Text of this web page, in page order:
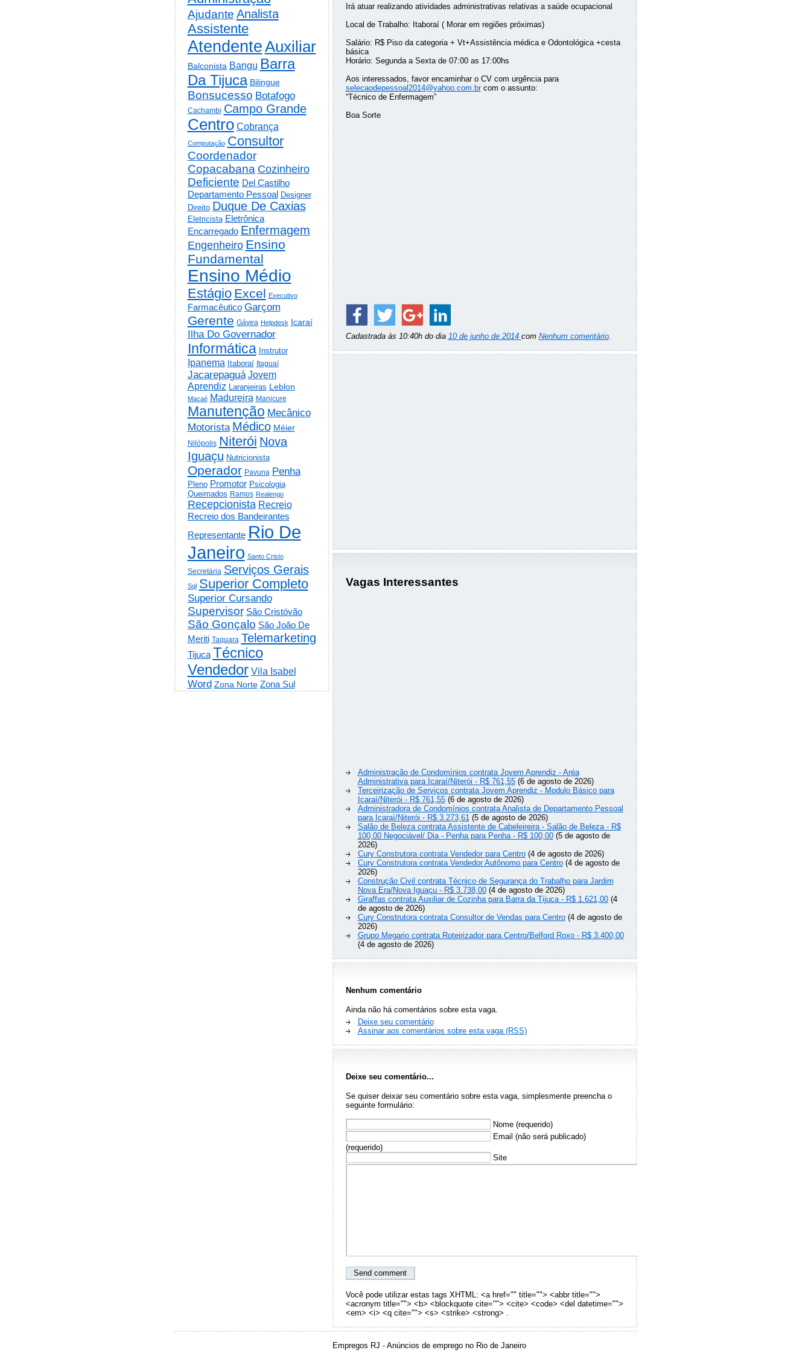
Irá atuar realizando atividades administrativas relativas a saúde ocupacional
Local de Trabalho: Itaboraí ( Morar em regiões próximas)
Salário: R$ Piso da categoria + Vt+Assistência médica e Odontológica +cesta
básica
Horário: Segunda a Sexta de 07:00 as 17:00hs
Aos interessados, favor encaminhar o CV com urgência para
selecaodepessoal2014@yahoo.com.brcom o assunto:
“Técnico de Enfermagem”
Boa Sorte
Cadastrada às 10:40h do dia 10 de junho de 2014 com Nenhum comentário.
Vagas Interessantes
Administração de Condomínios contrata Jovem Aprendiz - Aréa
Administrativa para Icaraí/Niterói - R$ 761,55(6 de agosto de 2026)
Terceirização de Serviços contrata Jovem Aprendiz - Modulo Básico para
Icaraí/Niterói - R$ 761,55(6 de agosto de 2026)
Administradora de Condomínios contrata Analista de Departamento Pessoal
para Icaraí/Niterói - R$ 3.273,61(5 de agosto de 2026)
Salão de Beleza contrata Assistente de Cabeleireira - Salão de Beleza - R$
100,00 Negociável/ Dia - Penha para Penha - R$ 100,00(5 de agosto de
2026)
Cury Construtora contrata Vendedor para Centro(4 de agosto de 2026)
Cury Construtora contrata Vendedor Autônomo para Centro(4 de agosto de
2026)
Construção Civil contrata Técnico de Segurança do Trabalho para Jardim
Nova Era/Nova Iguaçu - R$ 3.738,00(4 de agosto de 2026)
Giraffas contrata Auxiliar de Cozinha para Barra da Tijuca - R$ 1.621,00(4
de agosto de 2026)
Cury Construtora contrata Consultor de Vendas para Centro(4 de agosto de
2026)
Grupo Megario contrata Roteirizador para Centro/Belford Roxo - R$ 3.400,00
(4 de agosto de 2026)
Nenhum comentário
Ainda não há comentários sobre esta vaga.
Deixe seu comentário
Assinar aos comentários sobre esta vaga (RSS)
Deixe seu comentário...
Se quiser deixar seu comentário sobre esta vaga, simplesmente preencha o
seguinte formulário:
Nome (requerido)
Email (não será publicado)
(requerido)
Site
Você pode utilizar estas tags XHTML: <a href="" title=""> <abbr title="">
<acronym title=""> <b> <blockquote cite=""> <cite> <code> <del datetime="">
<em> <i> <q cite=""> <s> <strike> <strong> .
Ajudante Analista
Assistente
AtendenteAuxiliar
Balconista Bangu Barra
Da Tijuca Bilingue
Bonsucesso Botafogo
Cachambi Campo Grande
Centro Cobrança
Computação Consultor
Coordenador
Copacabana Cozinheiro
Deficiente Del Castilho
Departamento Pessoal Designer
Direito Duque De Caxias
Eletricista Eletrônica
Encarregado Enfermagem
Engenheiro Ensino
Fundamental
Ensino Médio
Estágio Excel Executivo
Farmacêutico Garçom
Gerente Gávea Helpdesk Icaraí
Ilha Do Governador
Informática Instrutor
Ipanema Itaboraí Itaguaí
Jacarepaguá Jovem
Aprendiz
Laranjeiras Leblon
Macaé Madureira Manicure
Manutenção Mecânico
Motorista Médico Méier
Nilópolis Niterói Nova
Iguaçu Nutricionista
Operador Pavuna Penha
Pleno Promotor Psicologia
Queimados Ramos Realengo
Recepcionista Recreio
Recreio dos Bandeirantes
Representante Rio De
Janeiro Santo Cristo
Secretária Serviços Gerais
Sql Superior Completo
Superior Cursando
Supervisor São Cristóvão
São Gonçalo São João De
Meriti Taquara Telemarketing
Tijuca Técnico
Vendedor Vila Isabel
Word Zona Norte Zona Sul
Empregos RJ - Anúncios de emprego no Rio de Janeiro